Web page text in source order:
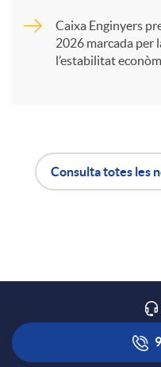
x
Caixa Enginyers
2026 marcada per
l’estabilitat
i
ó
Consulta totes les